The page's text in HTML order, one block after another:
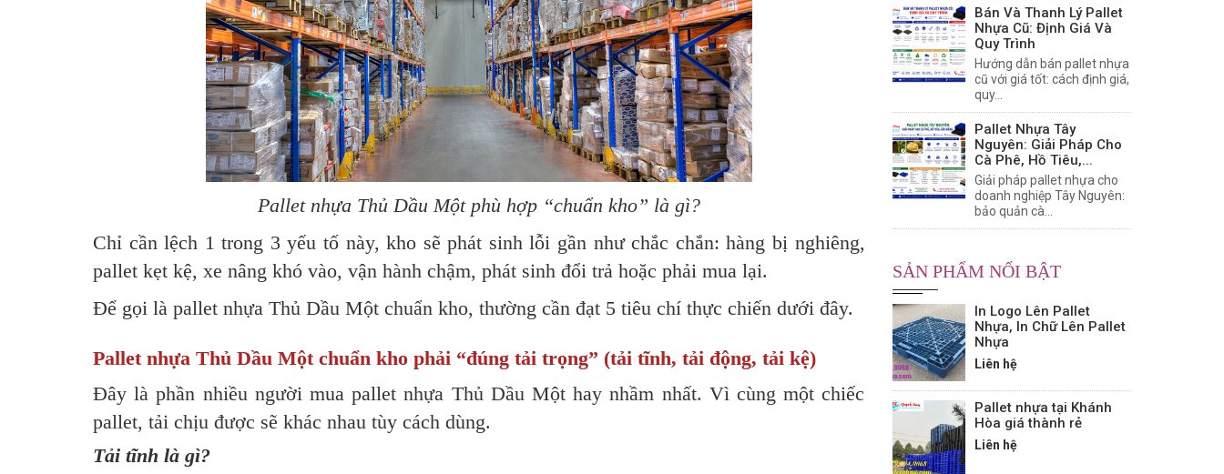
Pallet nhựa Thủ Dầu Một phù hợp “chuẩn kho” là gì?
Chỉ cần lệch 1 trong 3 yếu tố này, kho sẽ phát sinh lỗi gần như chắc chắn: hàng bị nghiêng,
pallet kẹt kệ, xe nâng khó vào, vận hành chậm, phát sinh đổi trả hoặc phải mua lại.
Để gọi là pallet nhựa Thủ Dầu Một chuẩn kho, thường cần đạt 5 tiêu chí thực chiến dưới đây.
Pallet nhựa Thủ Dầu Một chuẩn kho phải “đúng tải trọng” (tải tĩnh, tải động, tải kệ)
Đây là phần nhiều người mua pallet nhựa Thủ Dầu Một hay nhầm nhất. Vì cùng một chiếc
pallet, tải chịu được sẽ khác nhau tùy cách dùng.
Tải tĩnh là gì?
Bán Và Thanh Lý Pallet
Nhựa Cũ: Định Giá Và
Quy Trình
Hướng dẫn bán pallet nhựa
cũ với giá tốt: cách định giá,
quy...
Pallet Nhựa Tây
Nguyên: Giải Pháp Cho
Cà Phê, Hồ Tiêu,...
Giải pháp pallet nhựa cho
doanh nghiệp Tây Nguyên:
bảo quản cà...
SẢN PHẨM NỔI BẬT
In Logo Lên Pallet
Nhựa, In Chữ Lên Pallet
Nhựa
Liên hệ
Pallet nhựa tại Khánh
Hòa giá thành rẻ
Liên hệ